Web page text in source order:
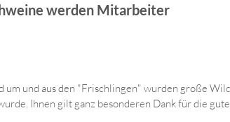
werden Mitarbeiter
um und aus den "Frischlingen" wurden große
Ihnen gilt ganz besonderen Dank für die